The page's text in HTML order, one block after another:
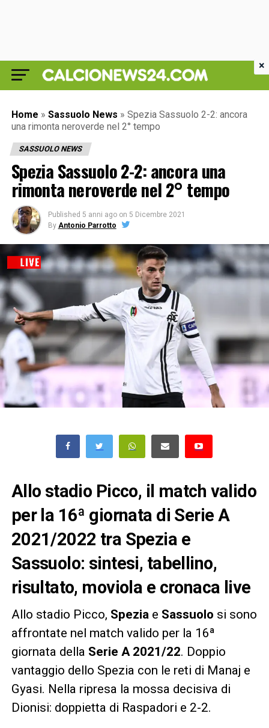
Home » Sassuolo News » Spezia Sassuolo 2-2: ancora
una rimonta neroverde nel 2° tempo
SASSUOLO NEWS
Spezia Sassuolo 2-2: ancora una
rimonta neroverde nel 2° tempo
Published 5 anni ago on 5 Dicembre 2021
By Antonio Parrotto
Allo stadio Picco, il match valido
per la 16ª giornata di Serie A
2021/2022 tra Spezia e
Sassuolo: sintesi, tabellino,
risultato, moviola e cronaca live
Allo stadio Picco, Spezia e Sassuolo si sono
affrontate nel match valido per la 16ª
giornata della Serie A 2021/22. Doppio
vantaggio dello Spezia con le reti di Manaj e
Gyasi. Nella ripresa la mossa decisiva di
Dionisi: doppietta di Raspadori e 2-2.
×